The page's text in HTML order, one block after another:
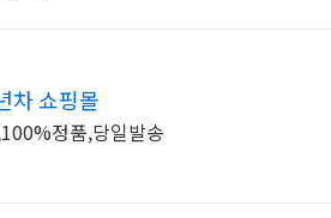
차 쇼핑몰
정품,당일발송